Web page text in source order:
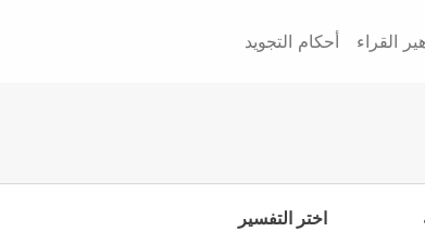
القراء أحكام التجويد
اختر التفسير